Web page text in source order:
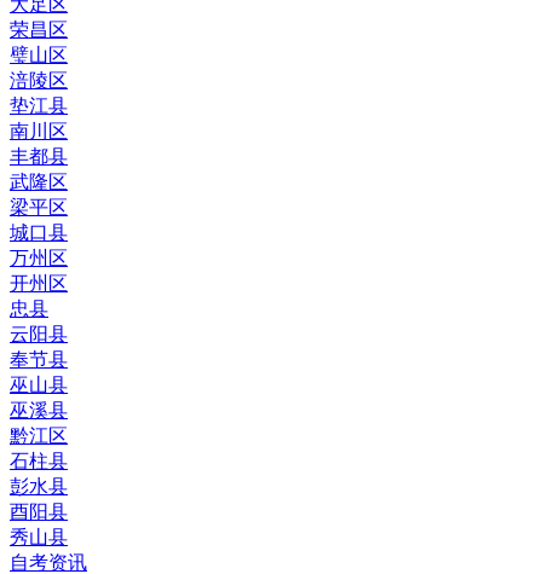
荣昌区
璧山区
涪陵区
垫江县
南川区
丰都县
武隆区
梁平区
城口县
万州区
开州区
忠县
云阳县
奉节县
巫山县
巫溪县
黔江区
石柱县
彭水县
酉阳县
秀山县
自考资讯